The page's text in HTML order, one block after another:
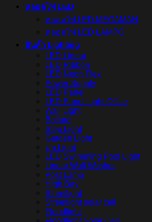
หลอดไฟ LED
หลอดไฟ LED MEGAMAN
หลอดไฟ LED LAMPO
สินค้า Lighting
LED Linear
LED Ribbon
LED Neon Flex
Power Supply
LED Panel
LED Panel Light Office
Wall Light
Bollard
Step Light
Garden Light
Up Light
LED Swimming Pool Light
Linear Wall Washer
Post Lamp
High Bay
Streetlight
Streetlight solar cell
Floodlight
Floodlight Solar Cell